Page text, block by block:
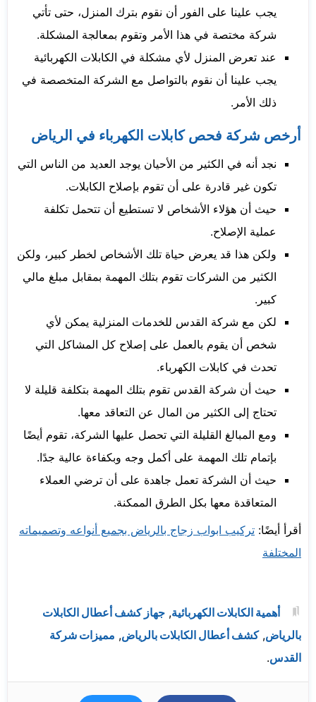
يجب علينا على الفور أن نقوم بترك المنزل، حتى تأتي
شركة مختصة في هذا الأمر وتقوم بمعالجة المشكلة.
عند تعرض المنزل لأي مشكلة في الكابلات الكهربائية
يجب علينا أن نقوم بالتواصل مع الشركة المتخصصة في
ذلك الأمر.
أرخص شركة فحص كابلات الكهرباء في الرياض
نجد أنه في الكثير من الأحيان يوجد العديد من الناس التي
تكون غير قادرة على أن تقوم بإصلاح الكابلات.
حيث أن هؤلاء الأشخاص لا تستطيع أن تتحمل تكلفة
عملية الإصلاح.
ولكن هذا قد يعرض حياة تلك الأشخاص لخطر كبير، ولكن
الكثير من الشركات تقوم بتلك المهمة بمقابل مبلغ مالي
كبير.
لكن مع شركة القدس للخدمات المنزلية يمكن لأي
شخص أن يقوم بالعمل على إصلاح كل المشاكل التي
تحدث في كابلات الكهرباء.
حيث أن شركة القدس تقوم بتلك المهمة بتكلفة قليلة لا
تحتاج إلى الكثير من المال عن التعاقد معها.
ومع المبالغ القليلة التي تحصل عليها الشركة، تقوم أيضًا
بإتمام تلك المهمة على أكمل وجه وبكفاءة عالية جدًا.
حيث أن الشركة تعمل جاهدة على أن ترضي العملاء
المتعاقدة معها بكل الطرق الممكنة.
أقرأ أيضًا: تركيب ابواب زجاج بالرياض بجميع أنواعه وتصميماته
المختلفة
أهمية الكابلات الكهربائية, جهاز كشف أعطال الكابلات
بالرياض,كشف أعطال الكابلات بالرياض, مميزات شركة
القدس.